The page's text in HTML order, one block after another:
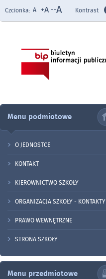
Czcionka: Kontrast
Menu podmiotowe
O JEDNOSTCE
KONTAKT
KIEROWNICTWO SZKOŁY
ORGANIZACJA SZKOŁY - KONTAKTY
PRAWO WEWNĘTRZNE
STRONA SZKOŁY
Menu przedmiotowe